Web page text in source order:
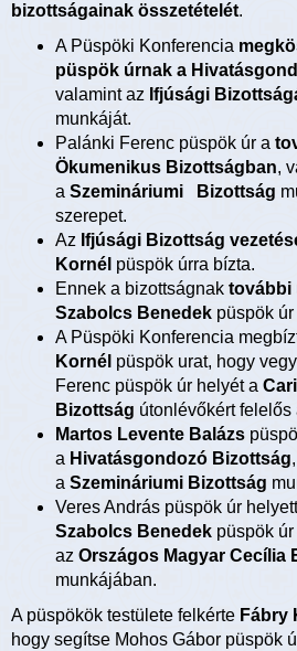
bizottságainak összetételét.
A Püspöki Konferencia
püspök úrnak a
valamint az Ifjúsági
munkáját.
Palánki Ferenc püspök úr a
Ökumenikus Bizottságban,
a Szemináriumi Bizottság
szerepet.
Az Ifjúsági Bizottság
Kornél püspök úrra bízta.
Ennek a bizottságnak további
Szabolcs Benedek püspök úr
A Püspöki Konferencia
Kornél püspök urat, hogy
Ferenc püspök úr helyét a
Bizottság útonlévőkért
Martos Levente Balázs
a Hivatásgondozó Bizottság
a Szemináriumi Bizottság
Veres András püspök úr
Szabolcs Benedek püspök
az Országos Magyar Cecília
munkájában.
A püspökök testülete felkérte Fábry
hogy segítse Mohos Gábor püspök